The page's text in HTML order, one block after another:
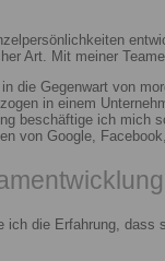
Art. Mit meiner
die Gegenwart von
in einem
beschäftige ich
von Google,
die Erfahrung,